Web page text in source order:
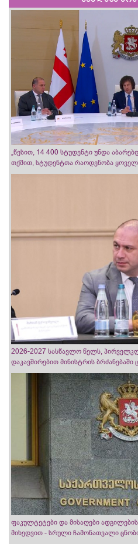
„წესით, 14 400 სტუდენტი უნდა
თქმით, სტუდენტთა რაოდენობა
2026-2027 სასწავლო წელს,
დაკავშირებით მინისტრის
ფაკულტეტები და მისაღები
მიხედვით - სრული ჩამონათვალი